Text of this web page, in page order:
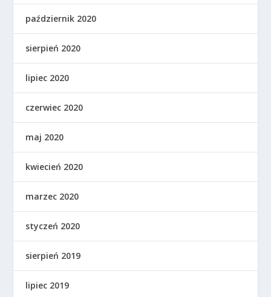
październik 2020
sierpień 2020
lipiec 2020
czerwiec 2020
maj 2020
kwiecień 2020
marzec 2020
styczeń 2020
sierpień 2019
lipiec 2019